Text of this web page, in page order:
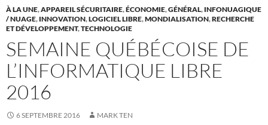
À LA UNE,APPAREIL SÉCURITAIRE,ÉCONOMIE,GÉNÉRAL, INFONUAGIQUE
/ NUAGE, INNOVATION,LOGICIEL LIBRE,MONDIALISATION,RECHERCHE
ET DÉVELOPPEMENT,TECHNOLOGIE
SEMAINE QUÉBÉCOISE DE
L’INFORMATIQUE LIBRE
2016
6 SEPTEMBRE 2016 MARK TEN